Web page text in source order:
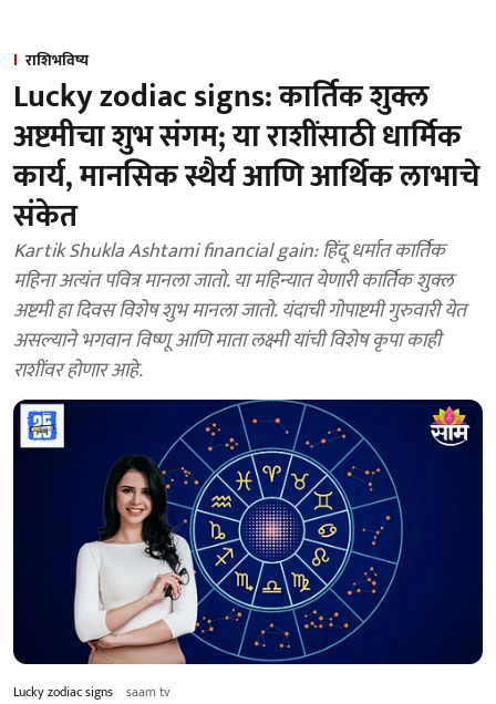
राशिभविष्य
Lucky zodiac signs: कार्तिक शुक्ल
अष्टमीचा शुभ संगम; या राशींसाठी धार्मिक
कार्य, मानसिक स्थैर्य आणि आर्थिक लाभाचे
संकेत
Kartik Shukla Ashtami financial gain: हिंदू धर्मात कार्तिक
महिना अत्यंत पवित्र मानला जातो. या महिन्यात येणारी कार्तिक शुक्ल
अष्टमी हा दिवस विशेष शुभ मानला जातो. यंदाची गोपाष्टमी गुरुवारी येत
असल्याने भगवान विष्णू आणि माता लक्ष्मी यांची विशेष कृपा काही
राशींवर होणार आहे.
Lucky zodiac signs saam tv